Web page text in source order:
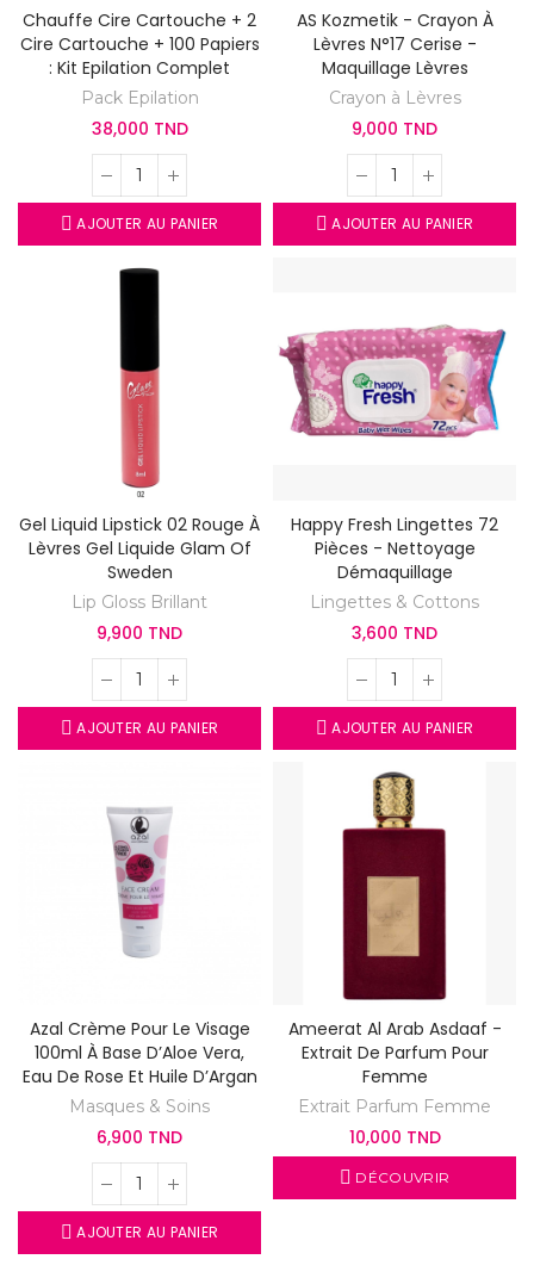
Chauffe Cire Cartouche + 2
Cire Cartouche + 100 Papiers
: Kit Epilation Complet
Pack Epilation
38,000 TND
AJOUTER AU PANIER
AS Kozmetik - Crayon À
Lèvres N°17 Cerise -
Maquillage Lèvres
Crayon à Lèvres
9,000 TND
AJOUTER AU PANIER
Gel Liquid Lipstick 02 Rouge À
Lèvres Gel Liquide Glam Of
Sweden
Lip Gloss Brillant
9,900 TND
AJOUTER AU PANIER
Happy Fresh Lingettes 72
Pièces - Nettoyage
Démaquillage
Lingettes & Cottons
3,600 TND
AJOUTER AU PANIER
Azal Crème Pour Le Visage
100ml À Base D’Aloe Vera,
Eau De Rose Et Huile D’Argan
Masques & Soins
6,900 TND
AJOUTER AU PANIER
Ameerat Al Arab Asdaaf -
Extrait De Parfum Pour
Femme
Extrait Parfum Femme
10,000 TND
DÉCOUVRIR